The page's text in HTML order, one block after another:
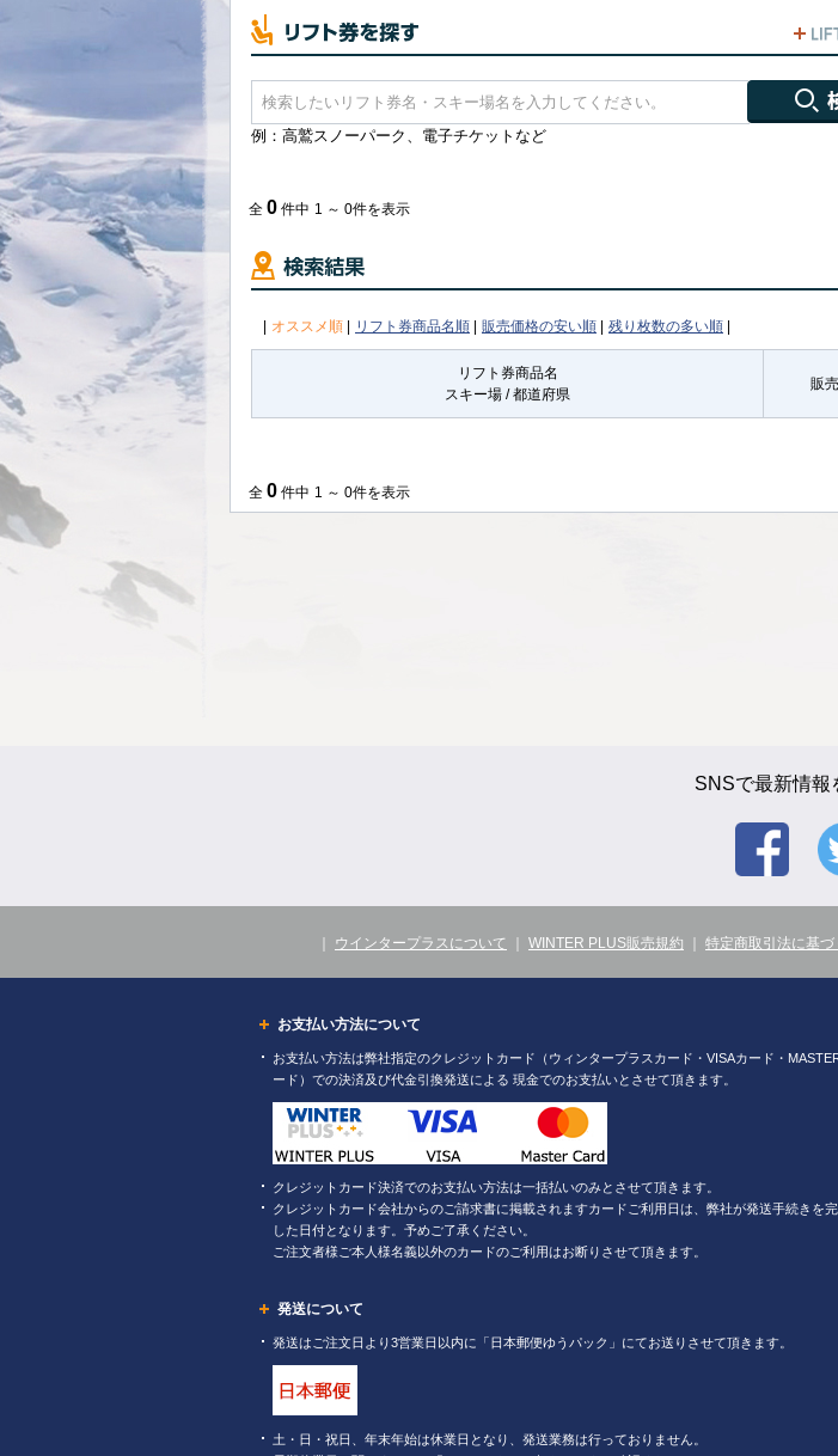
例：高鷲スノーパーク、電子チケットなど
全 0 件中 1 ～ 0件を表示
オススメ順 リフト券商品名順 販売価格の安い順 残り枚数の多い順
リフト券商品名
スキー場 / 都道府県
販
全 0 件中 1 ～ 0件を表示
SNSで最新情報
ウインタープラスについて WINTER PLUS販売規約 特定商取引法に基づ
お支払い方法について
お支払い方法は弊社指定のクレジットカード（ウィンタープラスカード・VISAカード・
ード）での決済及び代金引換発送による 現金でのお支払いとさせて頂きます。
クレジットカード決済でのお支払い方法は一括払いのみとさせて頂きます。
クレジットカード会社からのご請求書に掲載されますカードご利用日は、弊社が発送手続きを
した日付となります。予めご了承ください。
ご注文者様ご本人様名義以外のカードのご利用はお断りさせて頂きます。
発送について
発送はご注文日より3営業日以内に「日本郵便ゆうパック」にてお送りさせて頂きます。
土・日・祝日、年末年始は休業日となり、発送業務は行っておりません。